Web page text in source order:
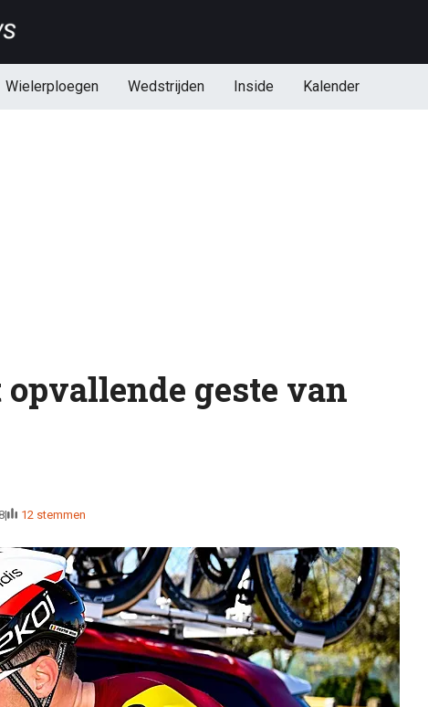
Wielerploegen Wedstrijden Inside Kalender
geste van
12 stemmen